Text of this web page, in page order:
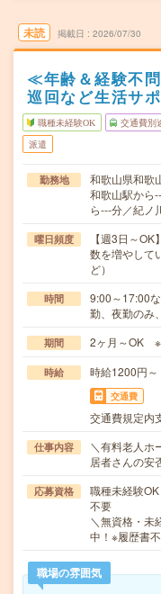
未読 掲載日 2026/07/30
≪年齢＆経験不
巡回など生活サ
職種未経験OK 交通費別
派遣
勤務地
和歌山県和歌
和歌山駅から
ら---分／紀ノ
曜日頻度
【週3日～
数を増やして
ど）
時間
9:00～17:00
勤、夜勤のみ
期間 2ヶ月～OK ※
時給 時給1200円～
交通費
交通費規定内
仕事内容
＼有料老人ホ
居者さんの安
応募資格
職種未経験
不要
＼無資格・未
中！※履歴書
職場の雰囲気